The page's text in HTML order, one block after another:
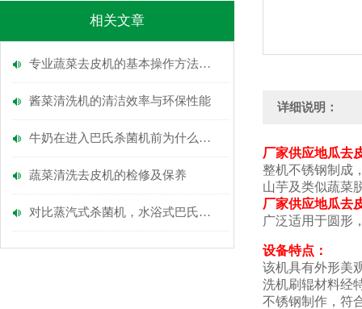
相关文章
专业蔬菜去皮机的基本操作方法介绍
酱菜清洗机的清洁效率与环保性能
牛奶在进入巴氏杀菌机前为什么要进行脱气处理
蔬菜清洗去皮机的检修及保养
对比蒸汽式杀菌机，水浴式巴氏杀菌机的核心优势在哪里？
详细说明：
厂家供应地瓜去
整机不锈钢制成
山芋及类似蔬菜
厂家供应地瓜去
广泛适用于圆形
设备特点：
该机具有外形美
洗机刷辊材料经
不锈钢制作，符